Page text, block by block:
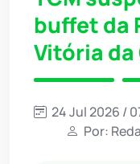
buffet da
Vitória
24 Jul 2026 /
Por: